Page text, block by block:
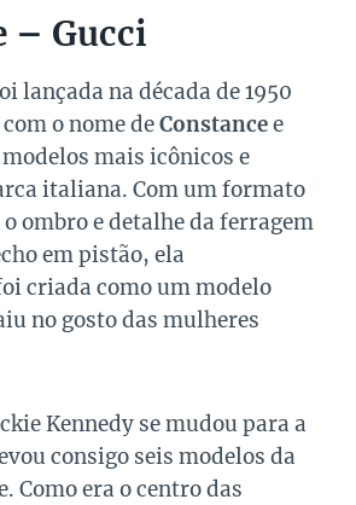
– Gucci
lançada na década de 1950
o nome deConstancee
mais icônicos e
italiana. Com um formato
ombro e detalhe da ferragem
em pistão, ela
criada como um modelo
no gosto das mulheres
Kennedy se mudou para a
consigo seis modelos da
Como era o centro das